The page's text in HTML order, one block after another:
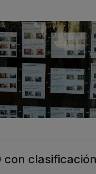
con clasificación